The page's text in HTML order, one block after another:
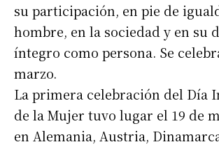
su participación, en pie de
hombre, en la sociedad y en su
íntegro como persona. Se
marzo.
La primera celebración del Día
de la Mujer tuvo lugar el 19 de
en Alemania, Austria,